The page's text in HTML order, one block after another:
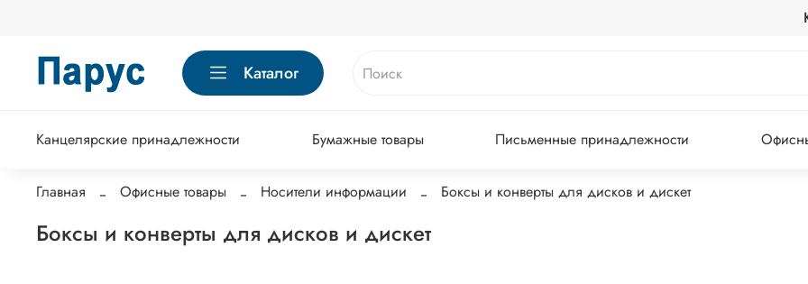
Каталог
Канцелярские принадлежности Бумажные товары Письменные принадлежности
Главная Офисные товары Носители информации Боксы и конверты для дисков и дискет
Боксы и конверты для дисков и дискет